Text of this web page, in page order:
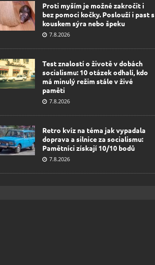
Proti myším je možné zakročit i
bez pomoci kočky. Poslouží i past s
kouskem sýra nebo špeku
7.8.2026
Test znalostí o životě v dobách
socialismu: 10 otázek odhalí, kdo
má minulý režim stále v živé
paměti
7.8.2026
Retro kvíz na téma jak vypadala
doprava a silnice za socialismu:
Pamětníci získají 10/10 bodů
7.8.2026